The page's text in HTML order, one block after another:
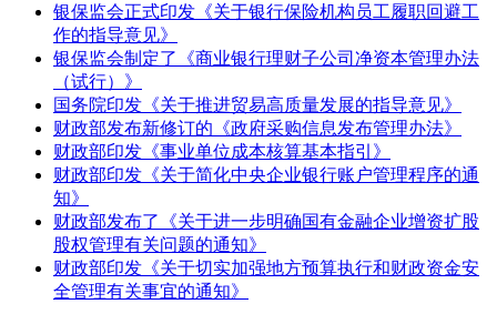
银保监会正式印发《关于银行保险机构员工履职回避工
作的指导意见》
银保监会制定了《商业银行理财子公司净资本管理办法
（试行）》
国务院印发《关于推进贸易高质量发展的指导意见》
财政部发布新修订的《政府采购信息发布管理办法》
财政部印发《事业单位成本核算基本指引》
财政部印发《关于简化中央企业银行账户管理程序的通
知》
财政部发布了《关于进一步明确国有金融企业增资扩股
股权管理有关问题的通知》
财政部印发《关于切实加强地方预算执行和财政资金安
全管理有关事宜的通知》